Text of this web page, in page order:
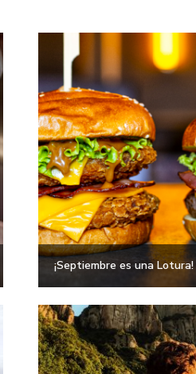
¡Septiembre es una Lotura!